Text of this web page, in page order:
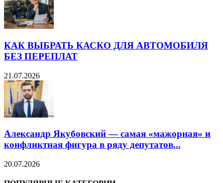
КАК ВЫБРАТЬ КАСКО ДЛЯ АВТОМОБИЛЯ
БЕЗ ПЕРЕПЛАТ
21.07.2026
Александр Якубовский — самая «мажорная» и
конфликтная фигура в ряду депутатов...
20.07.2026